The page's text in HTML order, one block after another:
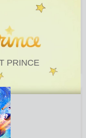
PRINCE